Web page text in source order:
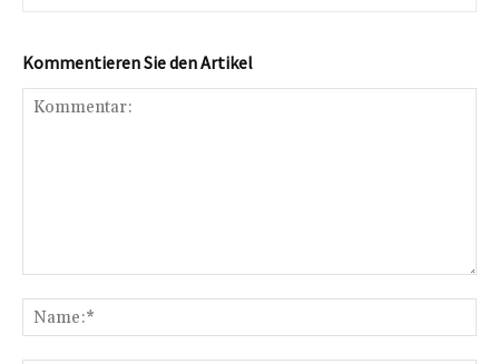
Kommentieren Sie den Artikel